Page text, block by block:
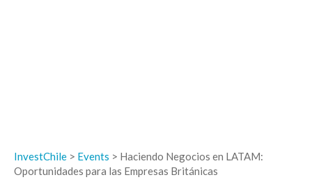
InvestChile > Events > Haciendo Negocios en LATAM:
Oportunidades para las Empresas Británicas